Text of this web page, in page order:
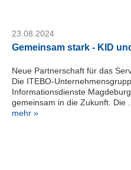
23.08.2024
Gemeinsam stark - KID
Neue Partnerschaft für das
Die ITEBO-
Informationsdienste
gemeinsam in die Zukunft. Die ...
mehr »